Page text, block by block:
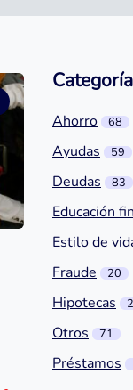
Ahorro 68
Ayudas 59
Deudas 83
Educación
Estilo de
Fraude
20
Hipotecas
Otros 71
Préstamos